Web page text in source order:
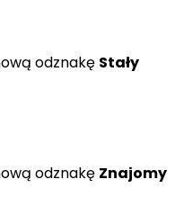
odznakę Stały
odznakę Znajomy